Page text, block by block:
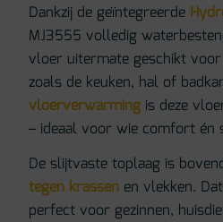
Dankzij de geïntegreerde
MJ3555 volledig
vloer uitermate geschikt
zoals de keuken, hal of
vloerverwarming is deze
– ideaal voor wie comfort én
De slijtvaste toplaag is
tegen krassen en vlekken.
perfect voor gezinnen,